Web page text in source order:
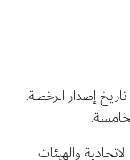
والهيئات